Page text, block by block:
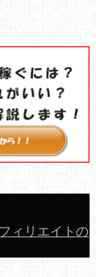
ィリエイトの